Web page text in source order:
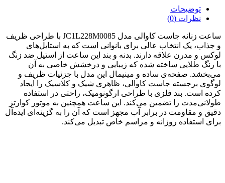
توضیحات
نظرات (0)
ساعت زنانه جاست کاوالی مدل JC1L228M0085 با طراحی ظریف
و جذاب، یک انتخاب عالی برای بانوانی است که به استایل‌های
لوکس و مدرن علاقه دارند. بدنه و بند این ساعت از استیل ضد زنگ
با رنگ طلایی ساخته شده که زیبایی و درخشش خاصی به آن
می‌بخشد. صفحه‌ی ساده و مینیمال این مدل با جزئیات ظریف و
لوگوی برجسته جاست کاوالی، ظاهری شیک و کلاسیک را ایجاد
کرده است. بند فلزی با طراحی ارگونومیک، راحتی در استفاده
طولانی‌مدت را تضمین می‌کند. این ساعت همچنین به موتور کوارتز
دقیق و مقاومت در برابر آب مجهز است که آن را به گزینه‌ای ایده‌آل
برای استفاده روزانه و مراسم خاص تبدیل می‌کند.